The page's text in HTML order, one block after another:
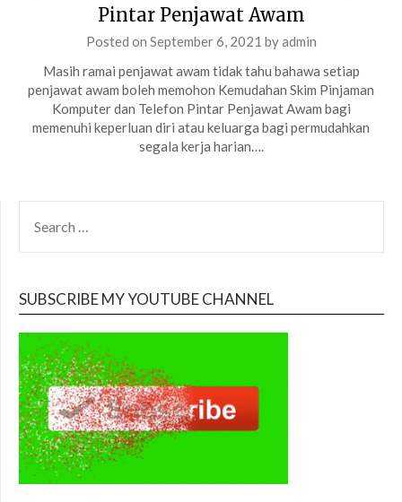
Pintar Penjawat Awam
Posted on September 6, 2021 byadmin
Masih ramai penjawat awam tidak tahu bahawa setiap
penjawat awam boleh memohon Kemudahan Skim Pinjaman
Komputer dan Telefon Pintar Penjawat Awam bagi
memenuhi keperluan diri atau keluarga bagi permudahkan
segala kerja harian….
FOR:
SUBSCRIBE MY YOUTUBE CHANNEL